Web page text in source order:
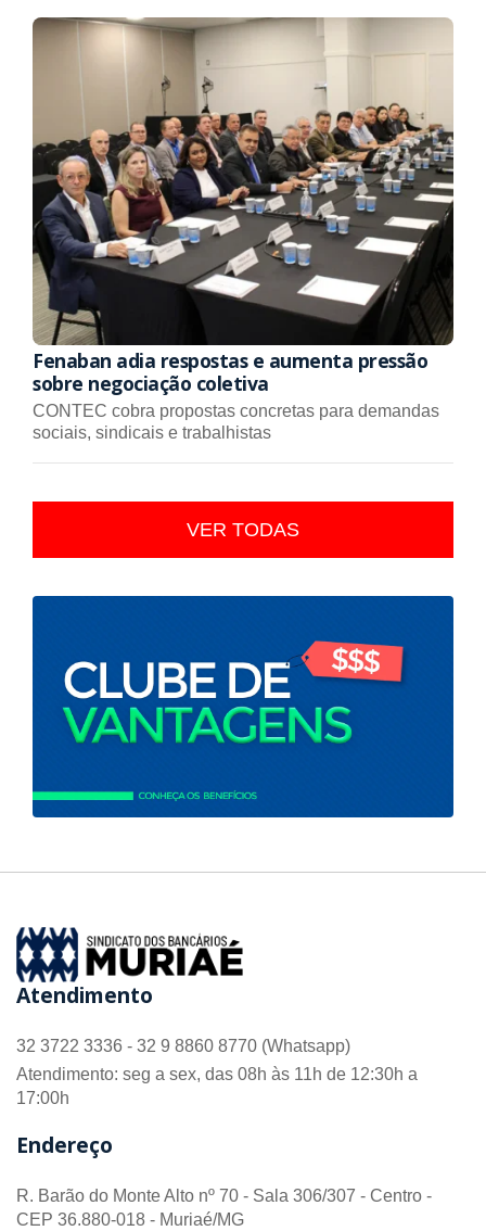
Fenaban adia respostas e aumenta pressão
sobre negociação coletiva
CONTEC cobra propostas concretas para demandas
sociais, sindicais e trabalhistas
VER TODAS
Atendimento
32 3722 3336 - 32 9 8860 8770 (Whatsapp)
Atendimento: seg a sex, das 08h às 11h de 12:30h a
17:00h
Endereço
R. Barão do Monte Alto nº 70 - Sala 306/307 - Centro -
CEP 36.880-018 - Muriaé/MG